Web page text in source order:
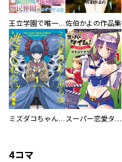
王立学園で唯一魔法が使えない庶民仲間のはずですよね～実は王子様で私を溺愛しているなんて告白はやめてください～佐伯かよの作品集
ミズダコちゃんからは逃げられない！ スーパー恋愛タイム！～現場でドＳな彼女は自宅でデレる～
4コマ